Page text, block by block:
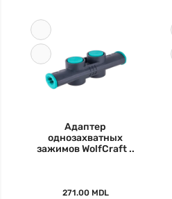
Адаптер
однозахватных
зажимов WolfCraft ..
271.00 MDL